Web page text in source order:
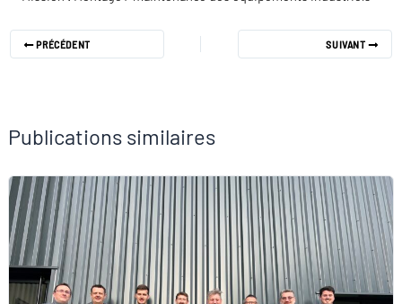
PRÉCÉDENT SUIVANT
Publications similaires